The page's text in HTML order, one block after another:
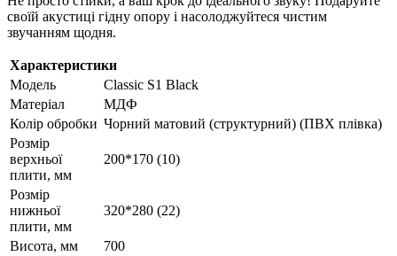
своїй акустиці гідну опору і насолоджуйтеся чистим
звучанням щодня.
Характеристики
Модель
Classic S1 Black
Матеріал
МДФ
Колір обробки Чорний матовий (структурний) (ПВХ плівка)
Розмір
верхньої
плити, мм
200*170 (10)
Розмір
нижньої
плити, мм
320*280 (22)
Висота, мм
700